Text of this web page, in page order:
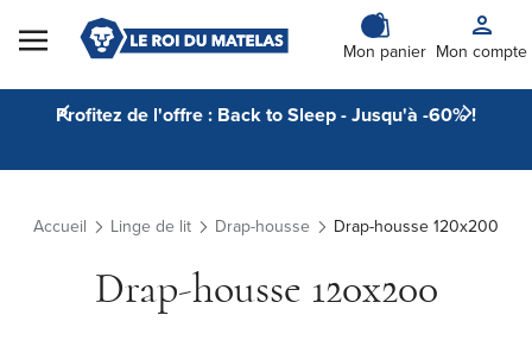
Skip to Content
Mon panier Mon compte
Profitez de l'offre : Back to Sleep - Jusqu'à -60% !
Accueil Linge de lit Drap-housse Drap-housse 120x200
Drap-housse 120x200